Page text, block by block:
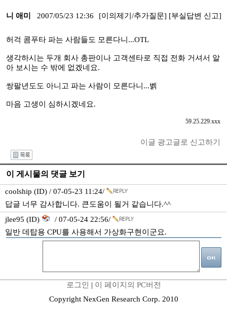
니 애미 2007/05/23 12:36 [이의제기/추가질문] [부실답변 신고]
허걱 콤푸타 파는 사람들도 모른다니...OTL
생각하시는 두개 회사 총판이나 고객센타로 직접 전화 거셔서 알
아 보시는 수 밖에 없겠네요.
쌍팔년도도 아니고 파는 사람이 모른다니...벩
마음 고생이 심하시겠네요.
59.25.229.xxx
이글 광고글로 신고하기
이 게시물의 댓글 보기
coolship (ID) / 07-05-23 11:24/
답글 너무 감사합니다. 큰도움이 될거 같습니다.^^
jlee95 (ID)
/ 07-05-24 22:56/
일반 데탑용 CPU를 사용해서 가상화구현이군요.
로그인 | 이 페이지의 PC버전
Copyright NexGen Research Corp. 2010